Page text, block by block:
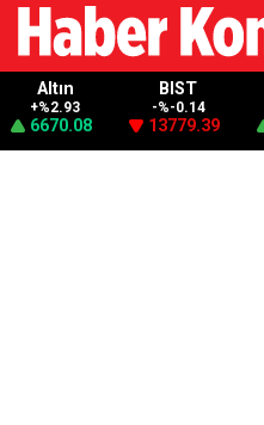
Altın
+%2.93
6670.08
BIST
-%-0.14
13779.39